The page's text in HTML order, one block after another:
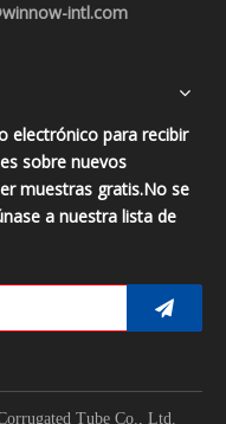
intl.com
electrónico para recibir
sobre nuevos
muestras gratis.No se
a nuestra lista de
Tube Co., Ltd.